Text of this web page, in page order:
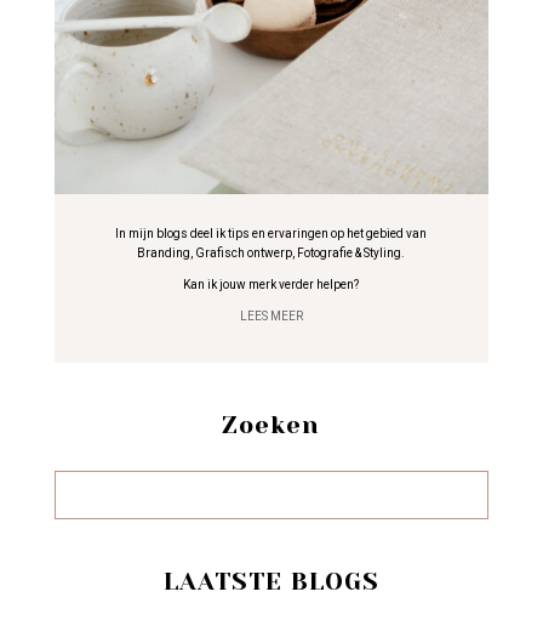
In mijn blogs deel ik tips en ervaringen op het gebied van
Branding, Grafisch ontwerp, Fotografie & Styling.
Kan ik jouw merk verder helpen?
LEES MEER
Zoeken
LAATSTE BLOGS